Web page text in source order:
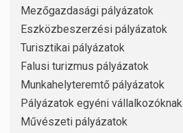
Mezőgazdasági pályázatok
Eszközbeszerzési pályázatok
Turisztikai pályázatok
Falusi turizmus pályázatok
Munkahelyteremtő pályázatok
Pályázatok egyéni vállalkozóknak
Művészeti pályázatok